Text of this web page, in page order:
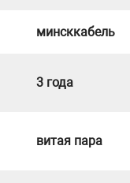
минсккабель
3 года
витая пара